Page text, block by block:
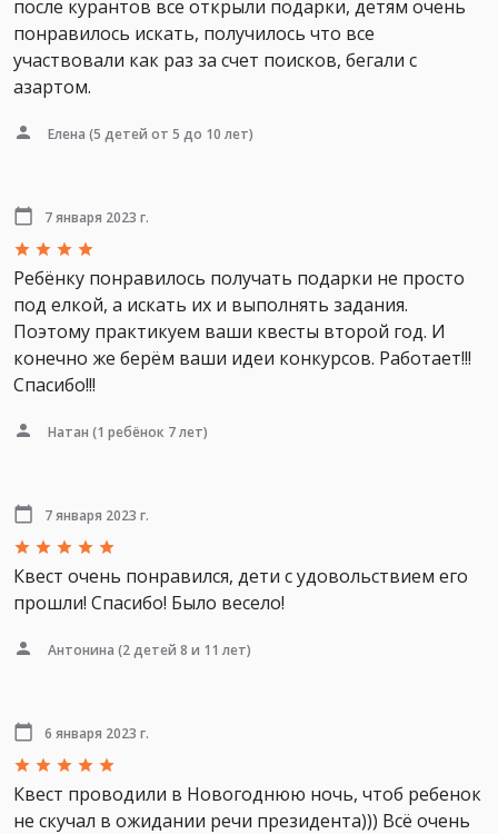
после курантов все открыли подарки, детям очень
понравилось искать, получилось что все
участвовали как раз за счет поисков, бегали с
азартом.
Елена (5 детей от 5 до 10 лет)
7 января 2023 г.
Ребёнку понравилось получать подарки не просто
под елкой, а искать их и выполнять задания.
Поэтому практикуем ваши квесты второй год. И
конечно же берём ваши идеи конкурсов. Работает!!!
Спасибо!!!
Натан (1 ребёнок 7 лет)
7 января 2023 г.
Квест очень понравился, дети с удовольствием его
прошли! Спасибо! Было весело!
Антонина (2 детей 8 и 11 лет)
6 января 2023 г.
Квест проводили в Новогоднюю ночь, чтоб ребенок
не скучал в ожидании речи президента))) Всё очень